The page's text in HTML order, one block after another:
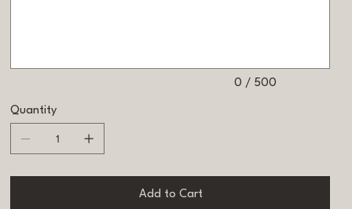
0 / 500
Quantity
Add to Cart